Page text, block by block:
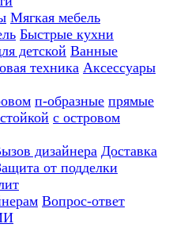
Мягкая мебель
Быстрые кухни
детской Ванные
техника Аксессуары
п-образные прямые
с островом
дизайнера Доставка
от подделки
Вопрос-ответ